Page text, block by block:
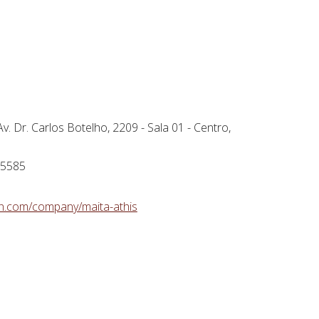
Dr. Carlos Botelho, 2209 - Sala 01 - Centro,
company/maita-athis